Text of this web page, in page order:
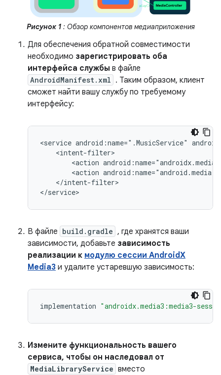
Рисунок 1: Обзор компонентов медиаприложения
Для обеспечения обратной совместимости
необходимо зарегистрировать оба
интерфейса службы в файле
AndroidManifest.xml . Таким образом, клиент
сможет найти вашу службу по требуемому
интерфейсу:
<service android:name=".MusicService"
<action
<action
</intent-filter>
В файле build.gradle , где хранятся ваши
зависимости, добавьте зависимость
реализации к модулю сессии AndroidX
Media3 и удалите устаревшую зависимость:
implementation "androidx.media3:media3-
Измените функциональность вашего
сервиса, чтобы он наследовал от
MediaLibraryService вместо